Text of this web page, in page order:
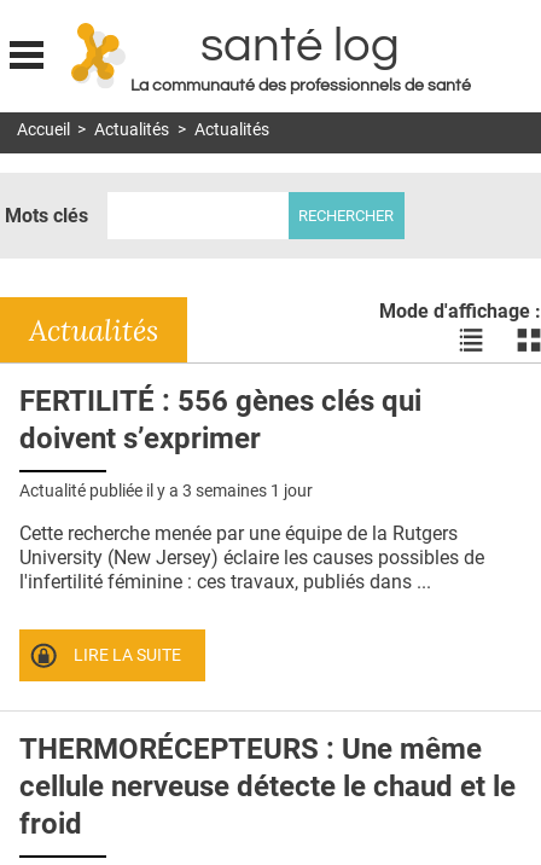
Jump to navigation
santé log
La communauté des professionnels de santé
MON COMPTE
DOSSIERS
RÉSEAUX
E-REVUE SAD
QUI SOMMES-NOUS ?
CONDITIONS GÉNÉRALES
CRÉDITS
Accueil > Actualités > Actualités
Mots clés
Mode d'affichage :
Voir
les
les
Actualités
FERTILITÉ : 556 gènes clés qui
doivent s’exprimer
Actualité publiée il y a 3 semaines 1 jour
Cette recherche menée par une équipe de la Rutgers
University (New Jersey) éclaire les causes possibles de
l'infertilité féminine : ces travaux, publiés dans ...
LIRE LA SUITE
THERMORÉCEPTEURS : Une même
cellule nerveuse détecte le chaud et le
froid